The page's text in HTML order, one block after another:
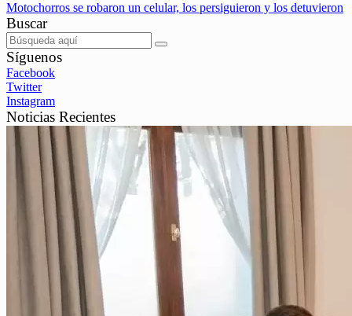
Motochorros se robaron un celular, los persiguieron y los detuvieron
Buscar
Síguenos
Facebook
Twitter
Instagram
Noticias Recientes